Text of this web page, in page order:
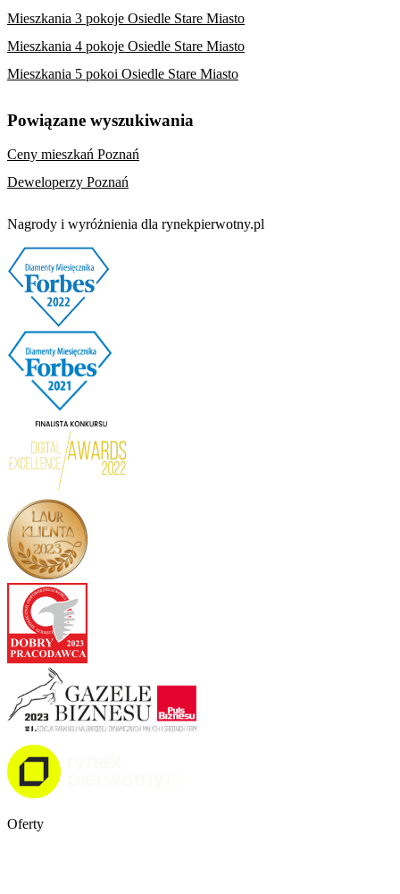
Mieszkania 3 pokoje Osiedle Stare Miasto
Mieszkania 4 pokoje Osiedle Stare Miasto
Mieszkania 5 pokoi Osiedle Stare Miasto
Powiązane wyszukiwania
Ceny mieszkań Poznań
Deweloperzy Poznań
Nagrody i wyróżnienia dla rynekpierwotny.pl
Oferty